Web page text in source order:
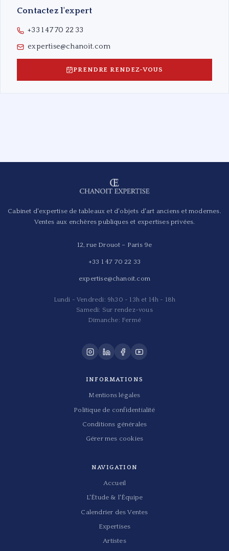
Contactez l'expert
+33 1 47 70 22 33
expertise@chanoit.com
PRENDRE RENDEZ-VOUS
Cabinet d'expertise de tableaux et d'objets d'art anciens et modernes.
Ventes aux enchères publiques et expertises privées.
12, rue Drouot – Paris 9e
+33 1 47 70 22 33
expertise@chanoit.com
Lundi - Vendredi: 9h30 - 13h et 14h - 18h
Samedi: Sur rendez-vous
Dimanche: Fermé
INFORMATIONS
Mentions légales
Politique de confidentialité
Conditions générales
Gérer mes cookies
NAVIGATION
Accueil
L'Étude & l'Équipe
Calendrier des Ventes
Expertises
Artistes